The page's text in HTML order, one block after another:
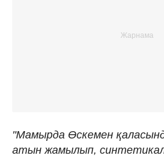
"Мамырда Өскемен
атын жамылып,